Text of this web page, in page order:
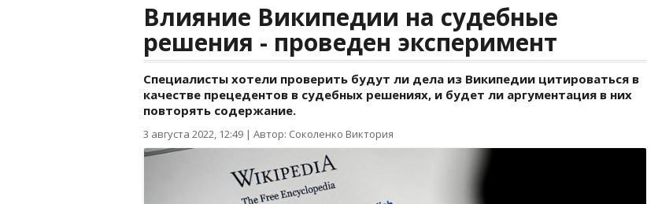
Влияние Википедии на судебные
решения - проведен эксперимент
Специалисты хотели проверить будут ли дела из Википедии цитироваться в
качестве прецедентов в судебных решениях, и будет ли аргументация в них
повторять содержание.
3 августа 2022, 12:49 | Автор: Соколенко Виктория